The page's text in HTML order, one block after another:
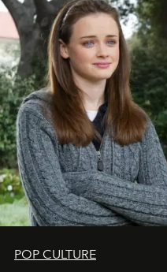
POP CULTURE